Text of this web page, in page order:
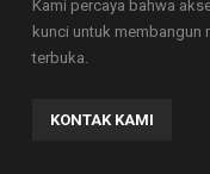
Kami percaya bahwa
kunci untuk membangun
terbuka.
KONTAK KAMI